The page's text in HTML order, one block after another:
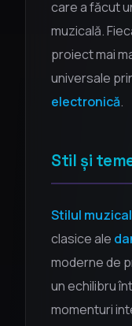
care a făcut
muzicală.
proiect mai
universale
electronică.
Stil și
Stilul
clasice ale
moderne de
un echilibru
momenturi